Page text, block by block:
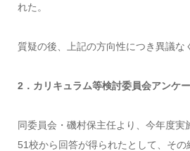
れた。
質疑の後、上記の方向性につき異議な
2．カリキュラム等検討委員会アンケ
同委員会・磯村保主任より、今年度実
51校から回答が得られたとして、そ